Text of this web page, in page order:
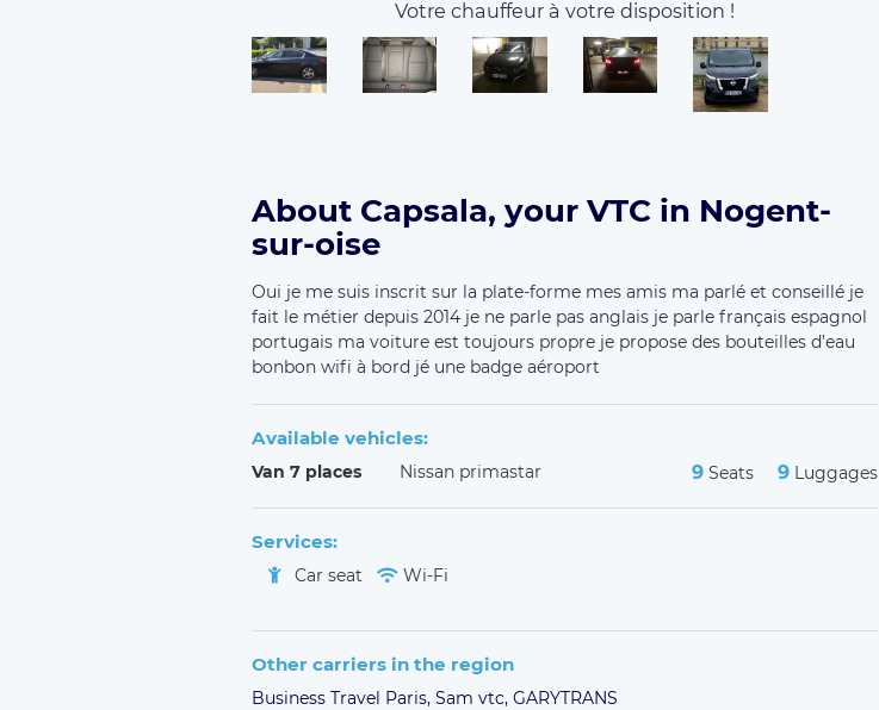
Votre chauffeur à votre disposition !
About Capsala, your VTC in Nogent-
sur-oise
Oui je me suis inscrit sur la plate-forme mes amis ma parlé et conseillé je
fait le métier depuis 2014 je ne parle pas anglais je parle français espagnol
portugais ma voiture est toujours propre je propose des bouteilles d’eau
bonbon wifi à bord jé une badge aéroport
Available vehicles:
Van 7 places Nissan primastar 9 Seats 9 Luggages
Services:
Car seat Wi-Fi
Other carriers in the region
Business Travel Paris, Sam vtc, GARYTRANS